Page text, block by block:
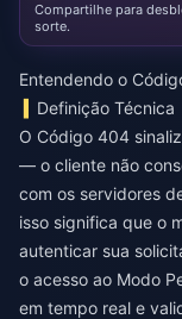
Compartilhe para
sorte.
Entendendo o
Definição Técnica
O Código 404
— o cliente não
com os servidores
isso significa que o
autenticar sua
o acesso ao Modo
em tempo real e